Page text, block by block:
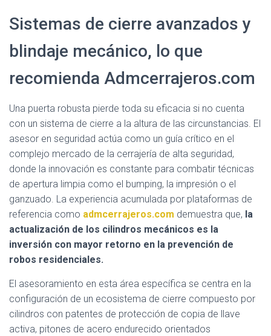
Sistemas de cierre avanzados y
blindaje mecánico, lo que
recomienda Admcerrajeros.com
Una puerta robusta pierde toda su eficacia si no cuenta
con un sistema de cierre a la altura de las circunstancias. El
asesor en seguridad actúa como un guía crítico en el
complejo mercado de la cerrajería de alta seguridad,
donde la innovación es constante para combatir técnicas
de apertura limpia como el bumping, la impresión o el
ganzuado. La experiencia acumulada por plataformas de
referencia como admcerrajeros.com demuestra que, la
actualización de los cilindros mecánicos es la
inversión con mayor retorno en la prevención de
robos residenciales.
El asesoramiento en esta área específica se centra en la
configuración de un ecosistema de cierre compuesto por
cilindros con patentes de protección de copia de llave
activa, pitones de acero endurecido orientados